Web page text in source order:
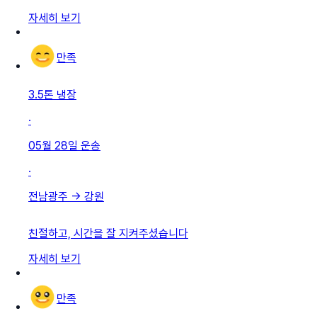
자세히 보기
만족
3.5톤 냉장
·
05월 28일 운송
·
전남광주 → 강원
친절하고, 시간을 잘 지켜주셨습니다
자세히 보기
만족